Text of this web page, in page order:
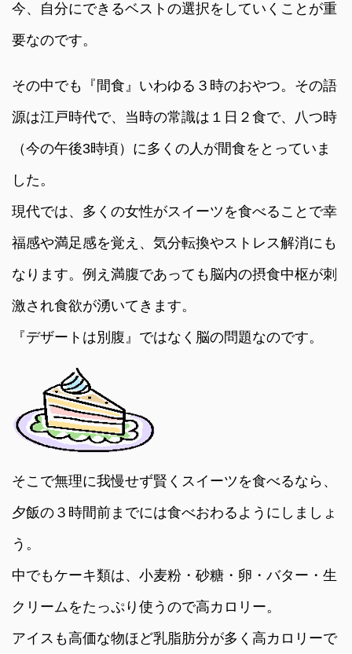
今、自分にできるベストの選択をしていくことが重
要なのです。
その中でも『間食』いわゆる３時のおやつ。その語
源は江戸時代で、当時の常識は１日２食で、八つ時
（今の午後3時頃）に多くの人が間食をとっていま
した。
現代では、多くの女性がスイーツを食べることで幸
福感や満足感を覚え、気分転換やストレス解消にも
なります。例え満腹であっても脳内の摂食中枢が刺
激され食欲が湧いてきます。
『デザートは別腹』ではなく脳の問題なのです。
そこで無理に我慢せず賢くスイーツを食べるなら、
夕飯の３時間前までには食べおわるようにしましょ
う。
中でもケーキ類は、小麦粉・砂糖・卵・バター・生
クリームをたっぷり使うので高カロリー。
アイスも高価な物ほど乳脂肪分が多く高カロリーで